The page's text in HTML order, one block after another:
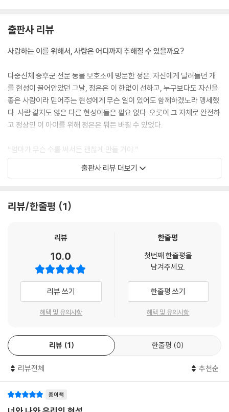
출판사 리뷰
사랑하는 이를 위해서, 사람은 어디까지 추해질 수 있을까요?
다중신체 증후군 전문 동물 보호소에 방문한 정은. 자신에게 달려들던 개
를 현성이 끌어안았던 그날, 정은은 이 한없이 선하고, 누구보다도 자신을
좋은 사람이라 믿어주는 현성에게 무슨 일이 있어도 함께하겠노라 맹세했
다. 사람 같지도 않은 다른 현성이들은 필요 없다. 오롯이 그 자체로 완전하
고 정상인 이 아이를 위해 정은은 뭐든 바칠 수 있었다.
“엄마가 무슨 수를 써서든 괜찮게 만들 거야.”
상하면서 했던 생각입니다. 사람이 사랑에 목을 매는 이야기를 좋아했기
야 자신의 목숨으로도 모자라 남의 생명까지 앗아가는 그런 비겁하면서도
을 내보이는 등장인물을 보면 가슴이 두근거렸습니다. 그러나 박현성을 3
0대 남성에서 열세 살 어린이로, 홍정은을 현성의 애인에서 위탁모로 변경
하면서 저의 가슴은 더는 두근거리지 않았습니다. 제가 원했던 추해 빠진
사랑은 픽션에서 빛을 발하기 마련이지만, 어린 현성의 삶은 현실에 발을
한 발짝 들여놓기만 해도 어디서든 보게 되니까요.
가련한 비운의 여주인공 홍정은은 과연 사랑하는 사람을 위해 무슨 짓까지
벌일 수 있을까요, 이 한마디로 시작되었던 글이 어른과 아이, 보호자와 아
동의 이야기로 바뀌면서 달리 흘러가기 시작했습니다. 홍정은이 그렇게 집
착하는 사랑은 보호자가 아동에게 품어도 될 만한 종류의 사랑일까요. 아
출판사 리뷰 더보기
리뷰/한줄평 1
리뷰
10.0
리뷰 쓰기
혜택 및 유의사항
한줄평
첫번째 한줄평을
남겨주세요.
한줄평 쓰기
혜택 및 유의사항
리뷰 1 한줄평 0
리뷰전체 추천순
종이책